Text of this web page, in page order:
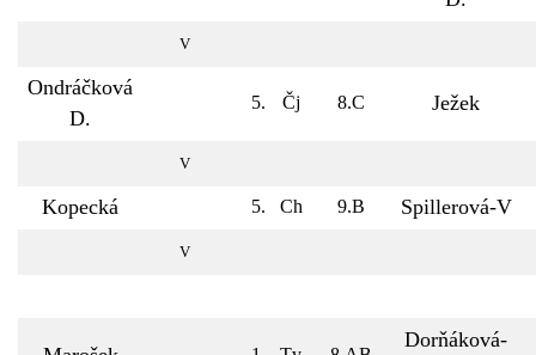
V
Ondráčková
D.
5. Čj 8.C Ježek
V
Kopecká 5. Ch 9.B Spillerová-V
V
Dorňáková-